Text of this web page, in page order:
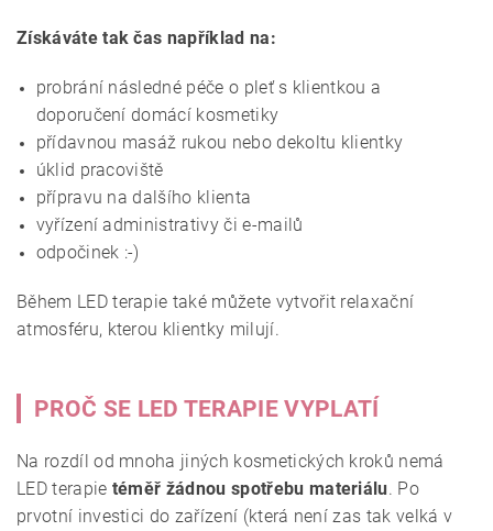
Získáváte tak čas například na:
probrání následné péče o pleť s klientkou a
doporučení domácí kosmetiky
přídavnou masáž rukou nebo dekoltu klientky
úklid pracoviště
přípravu na dalšího klienta
vyřízení administrativy či e-mailů
odpočinek :-)
Během LED terapie také můžete vytvořit relaxační
atmosféru, kterou klientky milují.
PROČ SE LED TERAPIE VYPLATÍ
Na rozdíl od mnoha jiných kosmetických kroků nemá
LED terapie téměř žádnou spotřebu materiálu. Po
prvotní investici do zařízení (která není zas tak velká v